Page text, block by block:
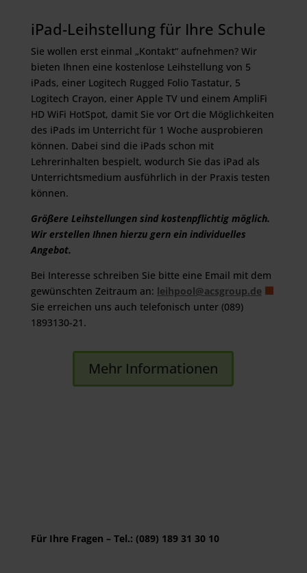
iPad-Leihstellung für Ihre Schule
Sie wollen erst einmal „Kontakt“ aufnehmen? Wir
bieten Ihnen eine kostenlose Leihstellung von 5
iPads, einer Logitech Rugged Folio Tastatur, 5
Logitech Crayon, einer Apple TV und einem AmpliFi
HD WiFi HotSpot, damit Sie vor Ort die Möglichkeiten
des iPads im Unterricht für 1 Woche ausprobieren
können. Dabei sind die iPads schon mit
Lehrerinhalten bespielt, wodurch Sie das iPad als
Unterrichtsmedium ausführlich in der Praxis testen
können.
Größere Leihstellungen sind kostenpflichtig möglich.
Wir erstellen Ihnen hierzu gern ein individuelles
Angebot.
Bei Interesse schreiben Sie bitte eine Email mit dem
gewünschten Zeitraum an: leihpool@acsgroup.de
Sie erreichen uns auch telefonisch unter (089)
1893130-21.
Mehr Informationen
Für Ihre Fragen – Tel.: (089) 189 31 30 10